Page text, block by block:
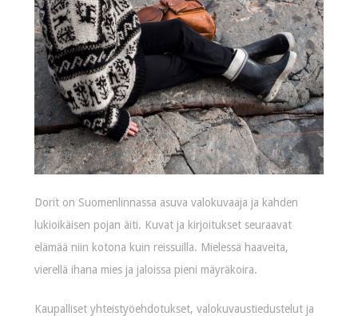
Dorit on Suomenlinnassa asuva valokuvaaja ja kahden
lukioikäisen pojan äiti. Kuvat ja kirjoitukset seuraavat
elämää niin kotona kuin reissuilla. Mielessä haaveita,
vierellä ihana mies ja jaloissa pieni mäyräkoira.
Kaupalliset yhteistyöehdotukset, valokuvaustiedustelut ja